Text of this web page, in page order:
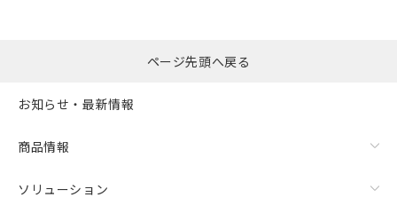
ページ先頭へ戻る
お知らせ・最新情報
商品情報
ソリューション